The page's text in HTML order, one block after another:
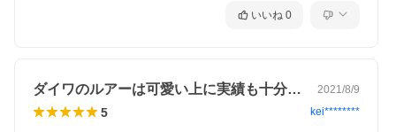
いいね 0
ダイワのルアーは可愛い上に実績も十分で… 2021/8/9
5 kei********